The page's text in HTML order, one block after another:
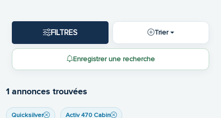
FILTRES Trier
Enregistrer une recherche
1 annonces trouvées
Quicksilver Activ 470 Cabin